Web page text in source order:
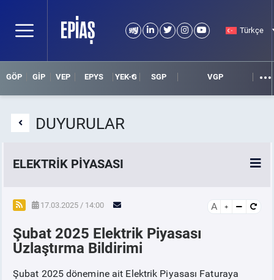
Türkçe
GÖP GİP VEP EPYS YEK-G SGP VGP
DUYURULAR
ELEKTRİK PİYASASI
SPOT ELEKTRİK PİYASALARI
ÖRNEK FİNANS BELGELERİ
VADELİ ELEKTRİK PİYASASI
17.03.2025 / 14:00 A
Şubat 2025 Elektrik Piyasası
Uzlaştırma Bildirimi
Şubat 2025 dönemine ait Elektrik Piyasası Faturaya